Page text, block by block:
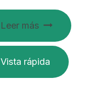
Leer más
Vista rápida